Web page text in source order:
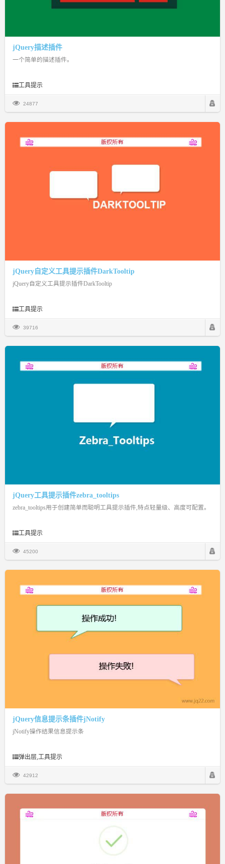
jQuery描述插件
一个简单的描述插件。
工具提示
24877
jQuery自定义工具提示插件DarkTooltip
jQuery自定义工具提示插件DarkTooltip
工具提示
39716
jQuery工具提示插件zebra_tooltips
zebra_tooltips用于创建简单而聪明工具提示插件,特点轻量级、高度可配置。
工具提示
45200
jQuery信息提示条插件jNotify
jNotify操作结果信息提示条
弹出层,工具提示
42912